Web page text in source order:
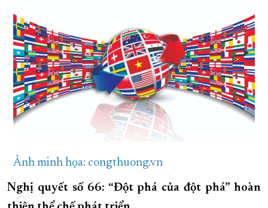
Ảnh minh họa: congthuong.vn
Nghị quyết số 66: “Đột phá của đột phá” hoàn